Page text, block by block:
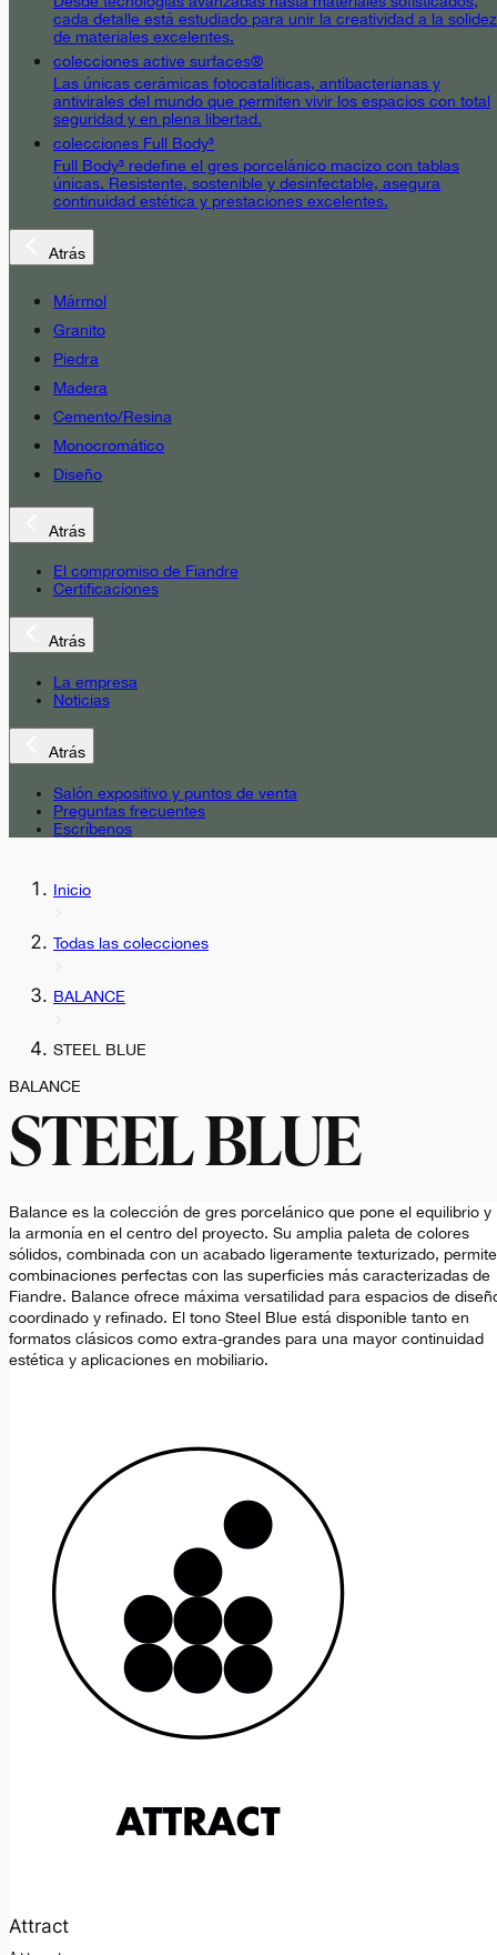
cada detalle está estudiado para unir la creatividad a la solidez
de materiales excelentes.
colecciones active surfaces®
Las únicas cerámicas fotocatalíticas, antibacterianas y
antivirales del mundo que permiten vivir los espacios con total
seguridad y en plena libertad.
colecciones Full Body³
Full Body³ redefine el gres porcelánico macizo con tablas
únicas. Resistente, sostenible y desinfectable, asegura
continuidad estética y prestaciones excelentes.
Atrás
Mármol
Granito
Piedra
Madera
Cemento/Resina
Monocromático
Diseño
Atrás
El compromiso de Fiandre
Certificaciones
Atrás
La empresa
Noticias
Atrás
Salón expositivo y puntos de venta
Preguntas frecuentes
Escríbenos
Inicio
Todas las colecciones
BALANCE
STEEL BLUE
BALANCE
STEEL BLUE
Balance es la colección de gres porcelánico que pone el equilibrio y
la armonía en el centro del proyecto. Su amplia paleta de colores
sólidos, combinada con un acabado ligeramente texturizado, permite
combinaciones perfectas con las superficies más caracterizadas de
Fiandre. Balance ofrece máxima versatilidad para espacios de
coordinado y refinado. El tono Steel Blue está disponible tanto en
formatos clásicos como extra-grandes para una mayor continuidad
estética y aplicaciones en mobiliario.
Attract